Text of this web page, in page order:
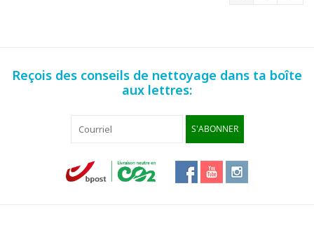
Reçois des conseils de nettoyage dans ta boîte
aux lettres:
S'ABONNER